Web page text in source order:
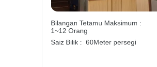
Bilangan Tetamu Maksimum :
1~12 Orang
Saiz Bilik : 60Meter persegi